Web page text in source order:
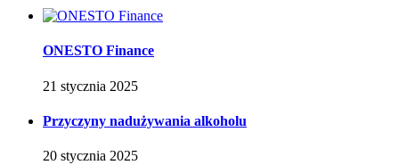
ONESTO Finance
21 stycznia 2025
Przyczyny nadużywania alkoholu
20 stycznia 2025